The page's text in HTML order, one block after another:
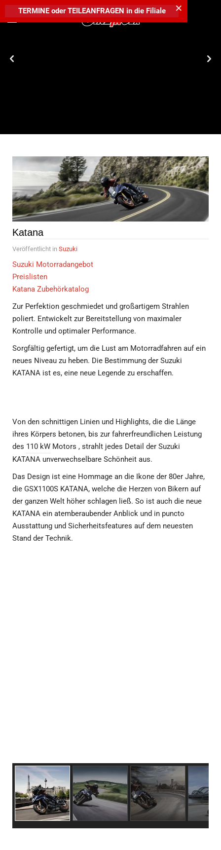
Katana
Veröffentlicht in Suzuki
Suzuki Motorradangebot
Preislisten
Katana Zubehörkatalog
Zur Perfektion geschmiedet und großartigem Strahlen
poliert. Entwickelt zur Bereitstellung von maximaler
Kontrolle und optimaler Performance.
Sorgfältig gefertigt, um die Lust am Motorradfahren auf ein
neues Niveau zu heben. Die Bestimmung der Suzuki
KATANA ist es, eine neue Legende zu erschaffen.
Von den schnittigen Linien und Highlights, die die Länge
ihres Körpers betonen, bis zur fahrerfreundlichen Leistung
des 110 kW Motors , strahlt jedes Detail der Suzuki
KATANA unverwechselbare Schönheit aus.
Das Design ist eine Hommage an die Ikone der 80er Jahre,
die GSX1100S KATANA, welche die Herzen von Bikern auf
der ganzen Welt höher schlagen ließ. So ist auch die neue
KATANA ein atemberaubender Anblick und in puncto
Ausstattung und Sicherheitsfeatures auf dem neuesten
Stand der Technik.
×
TERMINEoderTEILEANFRAGEN in die Filiale